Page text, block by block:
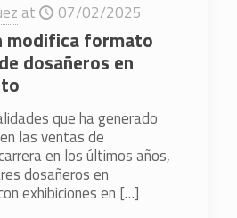
at 07/02/2025
modifica formato
dosañeros en
que ha generado
las ventas de
en los últimos años,
dosañeros en
exhibiciones en […]